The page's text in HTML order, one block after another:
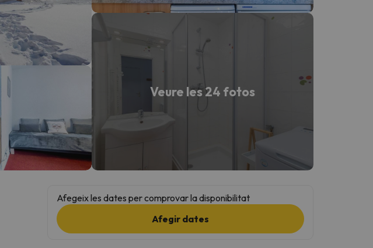
Veure les 24 fotos
Afegeix les dates per comprovar la disponibilitat
Afegir dates